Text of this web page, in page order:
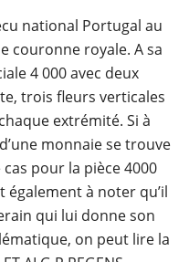
national Portugal au
couronne royale. A sa
4 000 avec deux
trois fleurs verticales
extrémité. Si à
monnaie se trouve
pour la pièce 4000
également à noter qu’il
qui lui donne son
on peut lire la